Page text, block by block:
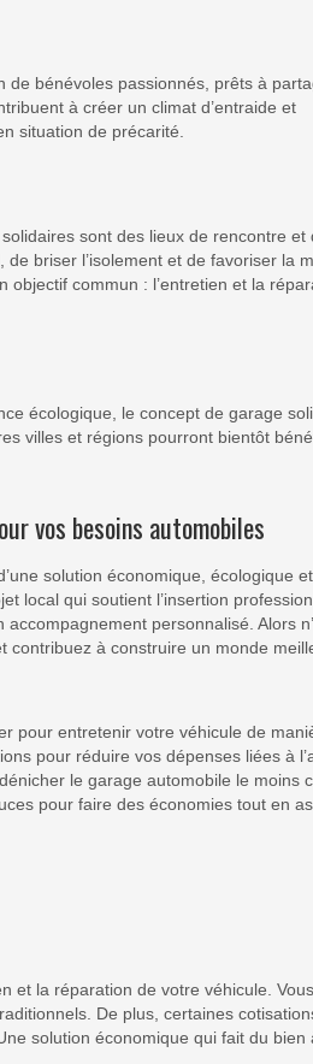
de bénévoles passionnés, prêts à
à créer un climat d’entraide et
situation de précarité.
sont des lieux de rencontre et
briser l’isolement et de favoriser la
objectif commun : l’entretien et la
écologique, le concept de garage
villes et régions pourront bientôt
vos besoins automobiles
solution économique, écologique
local qui soutient l’insertion
personnalisé. Alors
à construire un monde
pour entretenir votre véhicule de
pour réduire vos dépenses liées à
le garage automobile le moins
pour faire des économies tout en
et la réparation de votre véhicule.
De plus, certaines
solution économique qui fait du bien